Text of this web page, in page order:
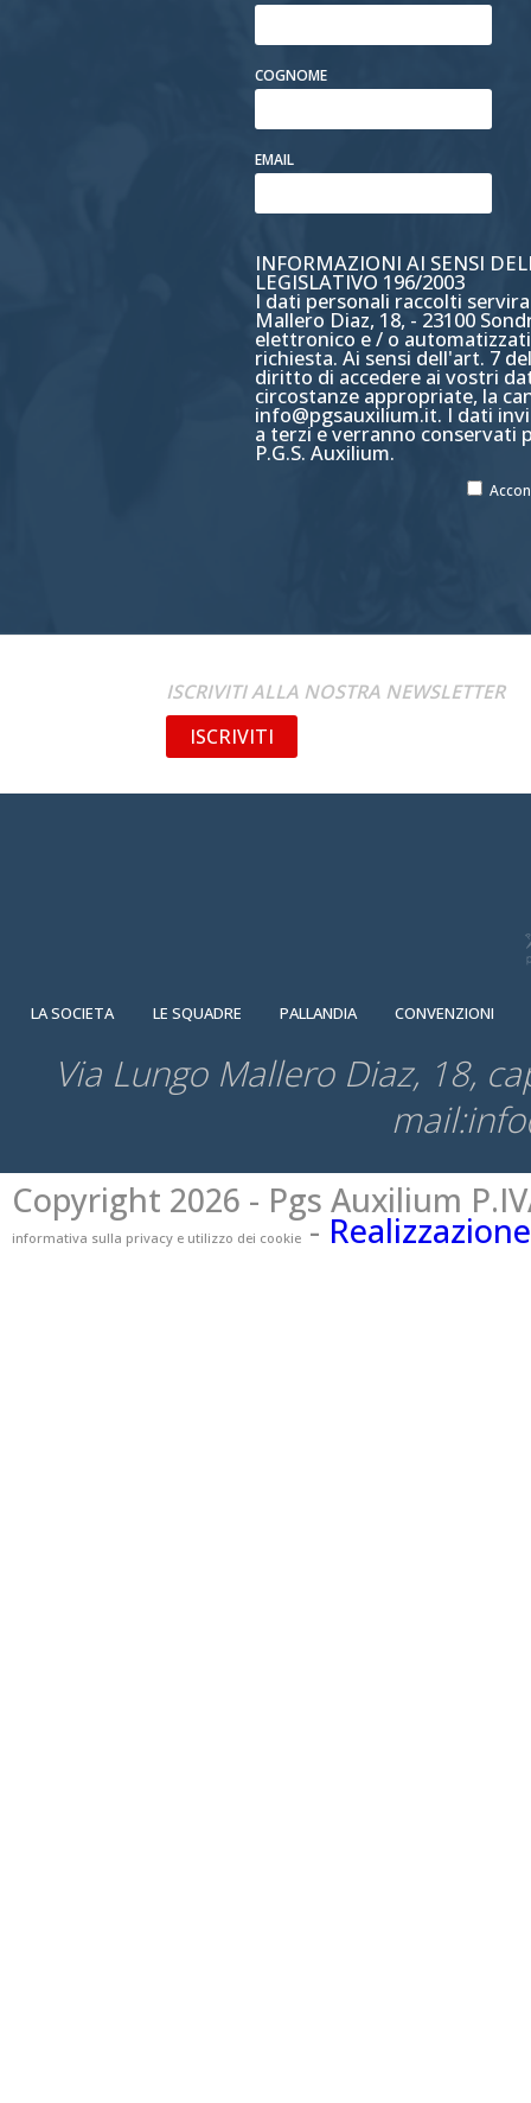
COGNOME
EMAIL
INFORMAZIONI AI SENSI
LEGISLATIVO 196/2003
I dati personali raccolti
Mallero Diaz, 18, - 23100
elettronico e / o
richiesta. Ai sensi dell'art. 7
diritto di accedere ai vostri
circostanze appropriate, la
info@pgsauxilium.it. I dati
a terzi e verranno conservati
P.G.S. Auxilium.
ISCRIVITI ALLA NOSTRA NEWSLETTER
ISCRIVITI
LA SOCIETA LE SQUADRE PALLANDIA CONVENZIONI
Via Lungo Mallero Diaz, 18,
Copyright 2026 - Pgs Auxilium
informativa sulla privacy e utilizzo dei cookie-